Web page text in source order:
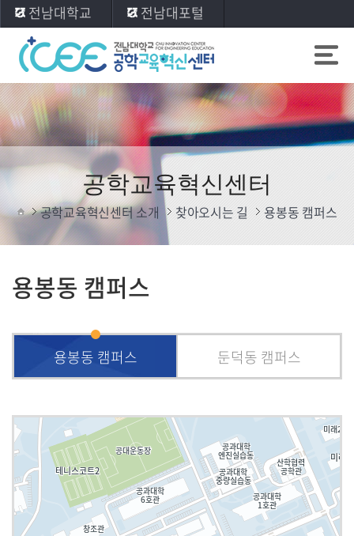
전남대학교 전남대포털
공학교육혁신센터
공학교육혁신센터 소개 찾아오시는 길 용봉동 캠퍼스
용봉동 캠퍼스
용봉동 캠퍼스 둔덕동 캠퍼스